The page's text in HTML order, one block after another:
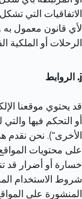
الاتفاقيات التي
لأي قانون معمول به
الرحلات أو الملكية
الروابط
قد يحتوي موقعنا
أو التحكم فيها
الأخرى"). نحن نقدم
على محتويات
خسارة أو أضرار قد
شروط الاستخدام
المنشورة على